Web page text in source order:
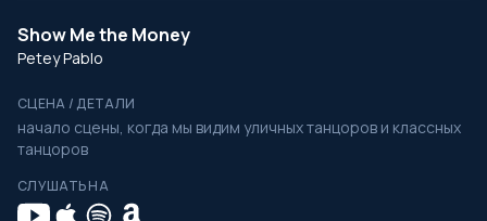
Show Me the Money
Petey Pablo
СЦЕНА / ДЕТАЛИ
начало сцены, когда мы видим уличных танцоров и классных
танцоров
СЛУШАТЬ НА